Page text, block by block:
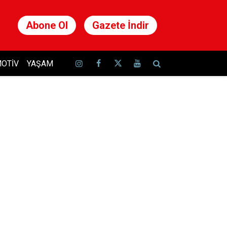
Abone Ol Gazete İndir
YAŞAM